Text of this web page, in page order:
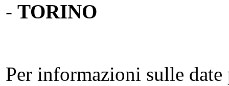
- TORINO
Per informazioni sulle